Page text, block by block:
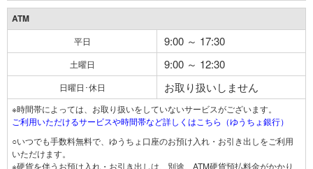
ATM
平日 9:00 ～ 17:30
土曜日 9:00 ～ 12:30
日曜日･休日 お取り扱いしません
※時間帯によっては、お取り扱いをしていないサービスがございます。
ご利用いただけるサービスや時間帯など詳しくはこちら（ゆうちょ銀行）
○いつでも手数料無料で、ゆうちょ口座のお預け入れ・お引き出しをご利用
いただけます。
※硬貨を伴うお預け入れ・お引き出しは、別途、ATM硬貨預払料金がかかり